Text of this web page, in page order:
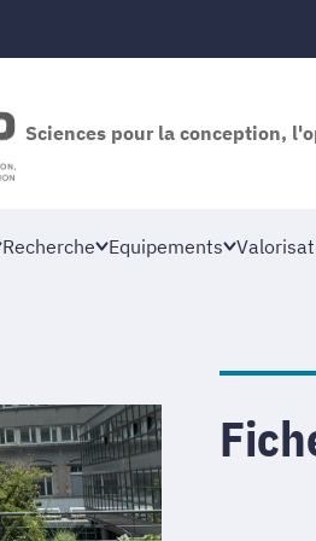
Sciences pour la conception,
Recherche Equipements